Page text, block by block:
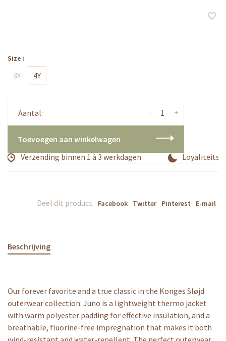
Size :
3Y 4Y
Aantal: +
-
Toevoegen aan winkelwagen
Verzending binnen 1 à 3 werkdagen
Deel dit product: Facebook Twitter Pinterest E-mail
Beschrijving
Our forever favorite and a true classic in the Konges Sløjd
outerwear collection: Juno is a lightweight thermo jacket
with warm polyester padding for effective insulation, and a
breathable, fluorine-free impregnation that makes it both